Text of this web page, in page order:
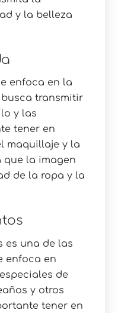
y la belleza
enfoca en la
transmitir
y las
tener en
maquillaje y la
que la imagen
de la ropa y la
es una de las
enfoca en
de
y otros
tener en